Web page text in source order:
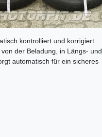
kontrolliert und korrigiert.
der Beladung, in Längs- und
automatisch für ein sicheres